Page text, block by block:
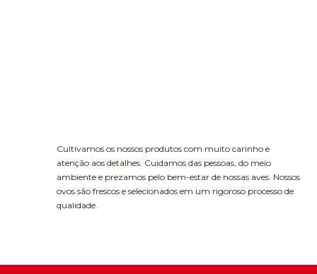
Cultivamos os nossos produtos com muito carinho e
atenção aos detalhes. Cuidamos das pessoas, do meio
ambiente e prezamos pelo bem-estar de nossas aves. Nossos
ovos são frescos e selecionados em um rigoroso processo de
qualidade.